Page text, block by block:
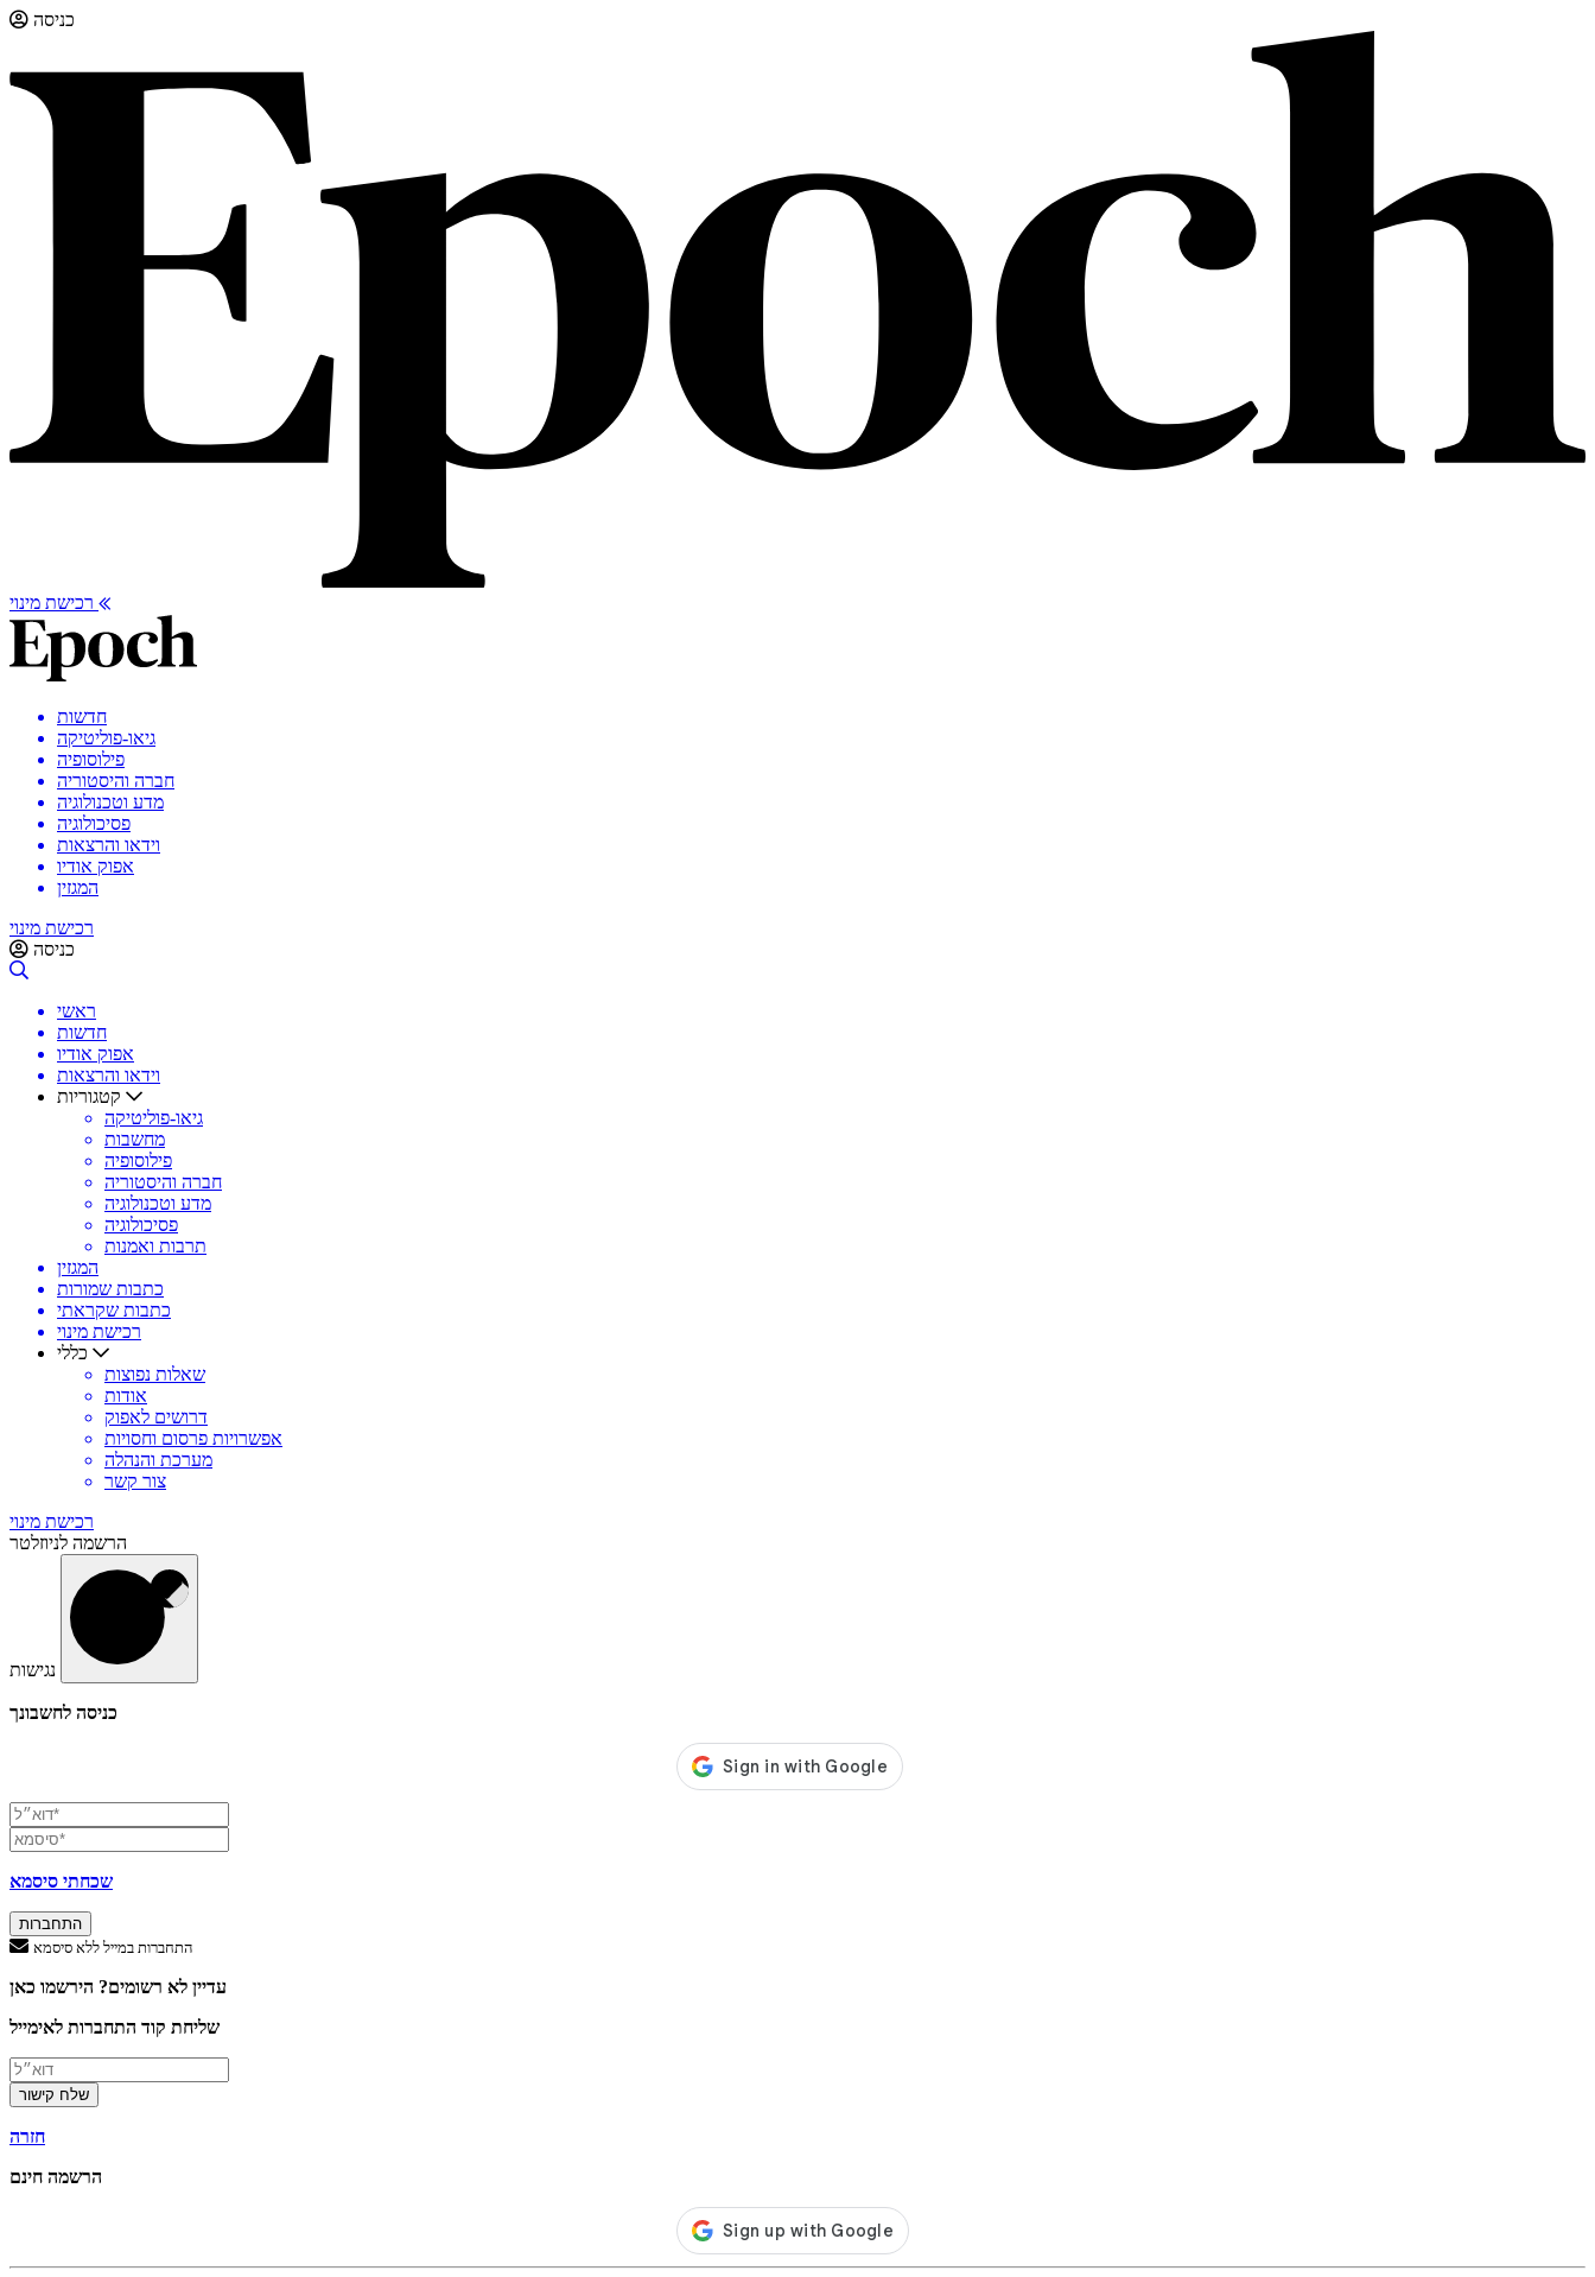
כניסה
חדשות
גיאו-פוליטיקה
פילוסופיה
חברה והיסטוריה
מדע וטכנולוגיה
פסיכולוגיה
וידאו והרצאות
אפוק אודיו
המגזין
רכישת מינוי
כניסה
ראשי
חדשות
אפוק אודיו
וידאו והרצאות
גיאו-פוליטיקה
מחשבות
פילוסופיה
חברה והיסטוריה
מדע וטכנולוגיה
פסיכולוגיה
תרבות ואמנות
המגזין
כתבות שמורות
כתבות שקראתי
רכישת מינוי
שאלות נפוצות
אודות
דרושים לאפוק
אפשרויות פרסום וחסויות
מערכת והנהלה
צור קשר
רכישת מינוי
הרשמה לניוזלטר
נגישות
כניסה לחשבונך
שכחתי סיסמא
התחברות
התחברות במייל ללא סיסמא
עדיין לא רשומים? הירשמו כאן
שליחת קוד התחברות לאימייל
שלח קישור
חזרה
הרשמה חינם